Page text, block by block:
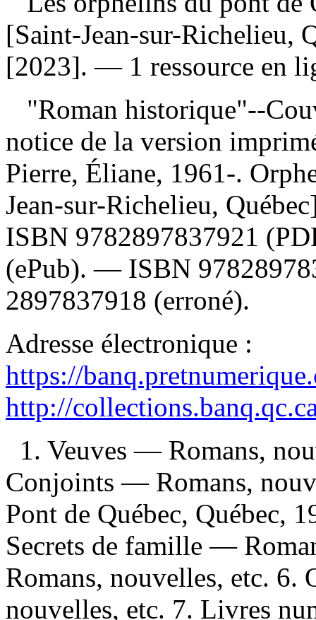
[Saint-Jean-sur-Richelieu,
[2023]. — 1 ressource en
"Roman historique"--
notice de la version
Pierre, Éliane, 1961-.
Jean-sur-Richelieu,
ISBN 9782897837921
(ePub). — ISBN
2897837918 (erroné).
Adresse électronique :
https://
http://
1. Veuves — Romans,
Conjoints — Romans,
Pont de Québec, Québec,
Secrets de famille —
Romans, nouvelles, etc. 6.
nouvelles, etc. 7. Livres